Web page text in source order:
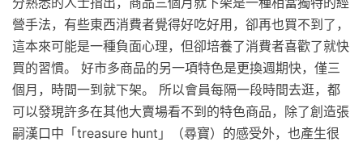
營手法，有些東西消費者覺得好吃好用，卻再也買不到了，
這本來可能是一種負面心理，但卻培養了消費者喜歡了就快
買的習慣。 好市多商品的另一項特色是更換週期快，僅三
個月，時間一到就下架。 所以會員每隔一段時間去逛，都
可以發現許多在其他大賣場看不到的特色商品，除了創造張
嗣漢口中「treasure hunt」（尋寶）的感受外，也產生很